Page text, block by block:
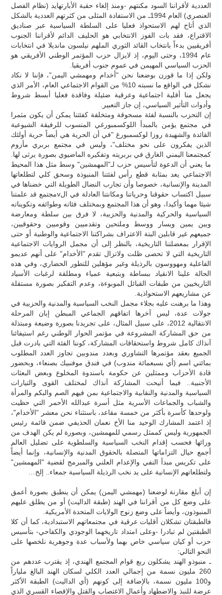
العددية لأقراننا السود مكنتهم -ومنذ إلغاء حقبة الأبارتهايد (نظام الفصل
العنصري) العام 1994ـ من الاستفادة المثلى من كثرتهم العددية بالشكل
الذي أتاح لهم الاستحواذ فعليا على السلطة السياسية عبر صناديق
الاقتراع، فقد بات الفوز الانتخابي هو الحليف الدائم لأقراننا الجنوب
أفريقيين بدءاً بانتخاب القائد الثوري الملهم نيلسون مانديلا في انتخابات
عام 1994، وحتى اليوم، إذ لايزال حزب المؤتمر الوطني الأفريقي هو
الحزب السياسي المهيمن في عموم جنوب أفريقيا.
ولكن إذا ما قورن بوضعنا نحن "أخدام ومهمشي اليمن"، فإننا لا نكاد
نشكل في الواقع ما نسبته 10% من القوام الاجتماعي العام، الأمر الذي
يجعل منا أقلية اجتماعية وعرقية ضئيلة وفاقدة فعليا أبسط شروط
وأدوات التأثير السياسي، إن جاز التعبير.
إن التحزب بالنسبة لفئة مسحوقة ومتخلفة كفئتنا يمكن أن يكون مثمرا
في مجتمع يؤمن بالمبدأ اللوكسمبورغي المنسوب للرفيقة الشيوعية
القائدة والشهيدة روزا لوكسمبورغ "في أن الحرية هي أيضاً حرية أولئك
الذين يفكرون على نحو مختلف"، وليس في مجتمع بربري مأزوم
كمجتمعنا اليمني الغارق في بربريته وتفكيره الماضيوي بصورة يرثى لها.
ما يعني أن الدعوة لتأسيس حزب لـ"المهمشين" وسط مثل هذا المحيط
الاجتماعي يعد بمثابة قطع رأس لفئتنا المنبوذة وسحق كلي لتطلعاتها
المدينة والإنسانية، خصوصا وأن تجارب النضال الطويلة التي خضناها في
سبيل اكتساب حقوقنا وحرياتنا ومكانتنا العادلة في الvمجتمع قد علمتنا
شيئا مهما وأكيدا، وهو أن هذا المجتمع وبمختلف فئاته وطوائفه وتكويناته
السياسية والحركية والمدنية والحزبية، لا فرق بين سلطة ومعارضة
وبين يمين ويسار ووسط وملتحين وتقدميين وقوميين وحقوقيين،
جميعهم غير قابلين البتة الاعتراف بشراكتنا الاجتماعية والوطنية أو حتى
الإقرار بمعضلتنا التاريخية، بالنظر إلى أن مجمل الروايات الاجتماعية
التاريخية التي لا تحصى ظلت ولاتزال تقدم "الأخدام" على أنهم عديمو
الفاعلية ومهووسون بالرذيلة وغير مؤهلين للتطور الحضاري، وفي هذه
الحالة علينا الانقياد ببساطة وبتبعية عمياء ومطلقة لرغبات الأسياد
التاريخيين من طبقات القبائل الموبوءة، وعدم التفكير بصورة مستقلة
عن مشاريعهم الاستحواذية.
وهذا ما برهنت عليه بجلاء مجمل النخب السياسية والمدنية والحزبية في
جولات عدة، ليس آخرها اتفاقهم الجماعي المبطن إبان المرحلة
الانتقالية 2012، على سبيل المثال، على تجريدنا بصورة وضيعة ومبتذلة
من حق المشاركة المشروعة في مؤتمر الحوار الوطني رغم استيفائنا
آنذاك كامل شروط واستحقاقات المشاركة، كوننا الفئة التي بادرت قبل
الجميع بعقد مؤتمرها التشاوري وبعدد مندوبين تجاوز العدد المطلوب
بمائتي اسم (أي بسبعمائة مندوب) في فندق موفنبيك بصنعاء، وبحضور
قادة الأحزاب وممثلين عن حكومة باسندوة المخلوع وبعض البعثات
الأجنبية.. فيما أتيحت المشاركة آنذاك لمختلف القوى والتيارات
السياسية والمدنية والنقابية والاجتماعية بمن فيهم الصم والبكم والمرأة
والشباب والجماعات الأسرية مثل أسرة عبدالله الأحمر التي حظيت
ولوحدها كأسرة بأكثر من خمسة مقاعد، باستثناء نحن معشر "الأخدام"،
إذ اعتمد المشارك الوحيد منا الأخ نعمان الحذيفي ضمن قائمة رئيس
الجمهورية وليس كممثل رسمي للمهمشين، وبصورة لم يكن الهدف من
ورائها فحسب إقدام النخب السياسية والسلطوية على تضليل العالم
أجمع حيال التزاماتها المتصلة بالحقوق المدنية والإنسانية، وإنما أيضاً
على تكريس مبدأ النفي والإعدام العلني والمبرمج لقضية "المهمشين"
ولتطلعاتهم الإنسانية على يد نخب الرذيلة السياسية جمعاء.. إلخ…
إن أبلغ مقارنة لوضعنا (مهمشي اليمن) يمكن أن ينطبق بصورة أعمق
على وضع كل من أقراننا في الهند (طبقة الداليت) أو من يطلق عليهم
المنبوذون، وأيضاً على وضع زنوج الولايات المتحدة الأمريكية.
فالطبقتان تشكلان أقليات عرقية في مجتمعاتهم الاستبدادية، كما أن كلا
الطبقتين لم تبادرا -وعلى امتداد تاريخهما الوجودي والكفاحي- بتأسيس
حزب أو كيان سياسي خاص بهما ولأسباب عدة وجوهرية نلخصها على
النحو التالي:
ـ منبوذو الهند يشكلون ربع قوام المجتمع الهندي، إذ يقترب عددهم من
260 مليون نسمة من إجمالي العدد الكلي لسكان الهند البالغ ملياراً
و100 مليون نسمة، بالإضافة إلى كونهم (أي الداليت) الطبقة الأكثر
عرضة للنبذ والاضطهاد وأعمال الاغتصاب والقتل والإقصاء القسري الذي